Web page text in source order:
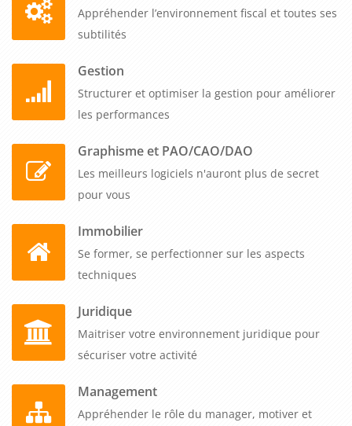
Appréhender l’environnement fiscal et toutes ses
subtilités
Gestion
Structurer et optimiser la gestion pour améliorer
les performances
Graphisme et PAO/CAO/DAO
Les meilleurs logiciels n'auront plus de secret
pour vous
Immobilier
Se former, se perfectionner sur les aspects
techniques
Juridique
Maitriser votre environnement juridique pour
sécuriser votre activité
Management
Appréhender le rôle du manager, motiver et